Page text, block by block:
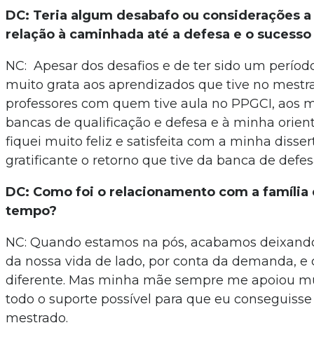
DC: Teria algum desabafo ou considerações
relação à caminhada até a defesa e o
NC: Apesar dos desafios e de ter sido um
muito grata aos aprendizados que tive no
professores com quem tive aula no PPGCI, aos
bancas de qualificação e defesa e à minha
fiquei muito feliz e satisfeita com a minha
gratificante o retorno que tive da banca de
DC: Como foi o relacionamento com a
tempo?
NC: Quando estamos na pós, acabamos
da nossa vida de lado, por conta da demanda, e
diferente. Mas minha mãe sempre me apoiou
todo o suporte possível para que eu
mestrado.